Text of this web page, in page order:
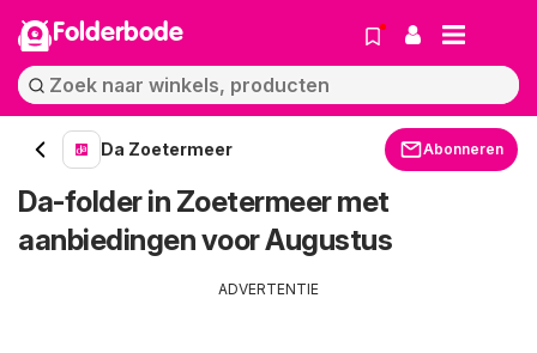
Folderbode
Da Zoetermeer Abonneren
Da-folder in Zoetermeer met
aanbiedingen voor Augustus
ADVERTENTIE